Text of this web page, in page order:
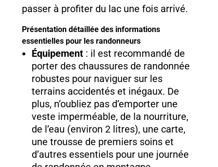
passer à profiter du lac une fois arrivé.
Présentation détaillée des informations
essentielles pour les randonneurs
Équipement: il est recommandé de
porter des chaussures de randonnée
robustes pour naviguer sur les
terrains accidentés et inégaux. De
plus, n’oubliez pas d’emporter une
veste imperméable, de la nourriture,
de l’eau (environ 2 litres), une carte,
une trousse de premiers soins et
d’autres essentiels pour une journée